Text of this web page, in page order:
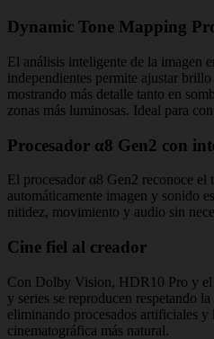
Dynamic Tone Mapping
El análisis inteligente de la imagen
independientes permite ajustar
mostrando más detalle tanto en
zonas más luminosas. Ideal para
Procesador α8 Gen2 con
El procesador α8 Gen2 reconoce
automáticamente imagen y sonido
nitidez, movimiento y audio sin
Cine fiel al creador
Con Dolby Vision, HDR10 Pro y el
y series se reproducen respetando
eliminando procesados artificiales
cinematográfica más natural.